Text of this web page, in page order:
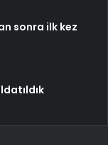
sonra ilk kez